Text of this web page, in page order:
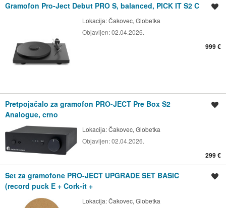
Gramofon Pro-Ject Debut PRO S, balanced, PICK IT S2 C
Lokacija:Čakovec, Globetka
Objavljen:02.04.2026.
999 €
Pretpojačalo za gramofon PRO-JECT Pre Box S2
Analogue, crno
Lokacija:Čakovec, Globetka
Objavljen:02.04.2026.
299 €
Set za gramofone PRO-JECT UPGRADE SET BASIC
(record puck E + Cork-it +
Lokacija:Čakovec, Globetka